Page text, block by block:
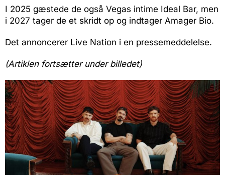
I 2025 gæstede de også Vegas intime Ideal Bar, men
i 2027 tager de et skridt op og indtager Amager Bio.
Det annoncerer Live Nation i en pressemeddelelse.
(Artiklen fortsætter under billedet)